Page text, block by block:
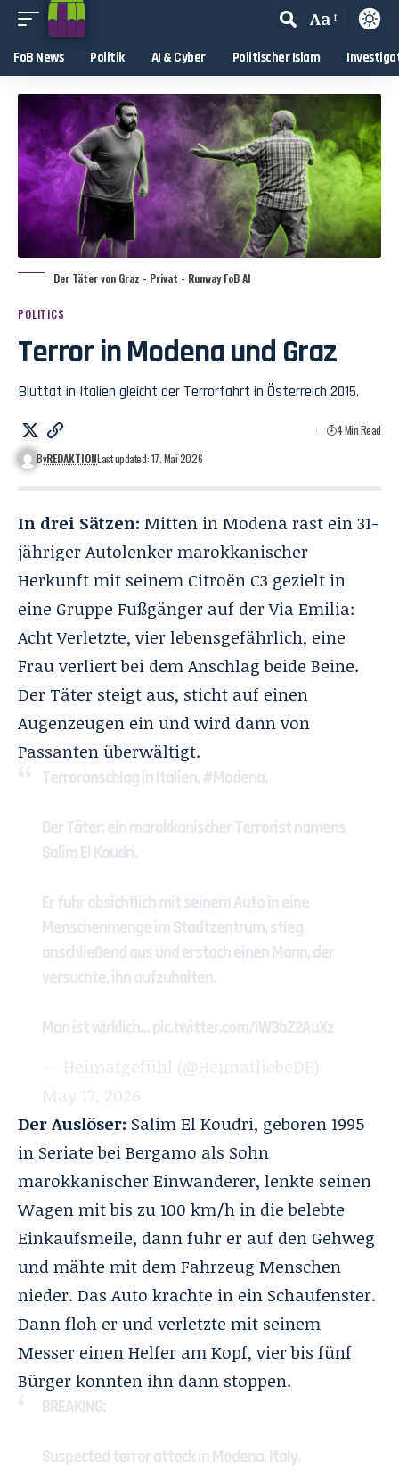
Aa
FoB News Politik AI & Cyber Politischer Islam
Der Täter von Graz - Privat - Runway FoB AI
POLITICS
Terror in Modena und Graz
Bluttat in Italien gleicht der Terrorfahrt in Österreich 2015.
ByREDAKTIONLast updated: 17. Mai 2026
4 Min Read
In drei Sätzen: Mitten in Modena rast ein 31-
jähriger Autolenker marokkanischer
Herkunft mit seinem Citroën C3 gezielt in
eine Gruppe Fußgänger auf der Via Emilia:
Acht Verletzte, vier lebensgefährlich, eine
Frau verliert bei dem Anschlag beide Beine.
Der Täter steigt aus, sticht auf einen
Augenzeugen ein und wird dann von
Passanten überwältigt.
Terroranschlag in Italien,#Modena.
Der Täter: ein marokkanischer Terrorist namens
Salim El Koudri.
Er fuhr absichtlich mit seinem Auto in eine
Menschenmenge im Stadtzentrum, stieg
anschließend aus und erstach einen Mann, der
versuchte, ihn aufzuhalten.
Man ist wirklich…pic.twitter.com/iW3bZ2AuXz
— Heimatgefühl (@HeimatliebeDE)
May 17, 2026
Der Auslöser: Salim El Koudri, geboren 1995
in Seriate bei Bergamo als Sohn
marokkanischer Einwanderer, lenkte seinen
Wagen mit bis zu 100 km/h in die belebte
Einkaufsmeile, dann fuhr er auf den Gehweg
und mähte mit dem Fahrzeug Menschen
nieder. Das Auto krachte in ein Schaufenster.
Dann floh er und verletzte mit seinem
Messer einen Helfer am Kopf, vier bis fünf
Bürger konnten ihn dann stoppen.
BREAKING:
Suspected terror attack in Modena, Italy.